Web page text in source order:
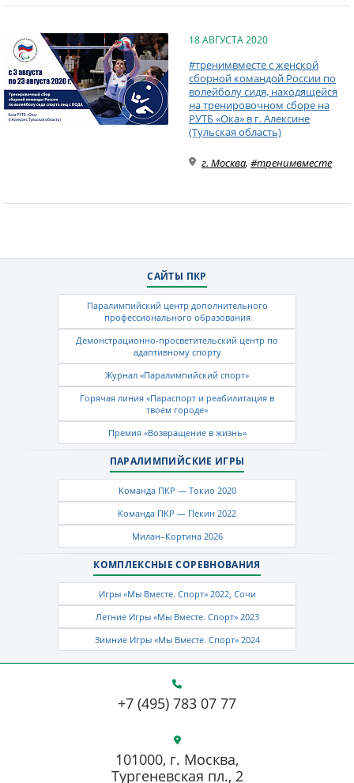
18 АВГУСТА 2020
#тренимвместе с женской
сборной командой России по
волейболу сидя, находящейся
на тренировочном сборе на
РУТБ «Ока» в г. Алексине
(Тульская область)
г. Москва, #тренимвместе
САЙТЫ ПКР
Паралимпийский центр дополнительного
профессионального образования
Демонстрационно-просветительский центр по
адаптивному спорту
Журнал «Паралимпийский спорт»
Горячая линия «Параспорт и реабилитация в
твоем городе»
Премия «Возвращение в жизнь»
ПАРАЛИМПИЙСКИЕ ИГРЫ
Команда ПКР — Токио 2020
Команда ПКР — Пекин 2022
Милан–Кортина 2026
КОМПЛЕКСНЫЕ СОРЕВНОВАНИЯ
Игры «Мы Вместе. Спорт» 2022, Сочи
Летние Игры «Мы Вместе. Спорт» 2023
Зимние Игры «Мы Вместе. Спорт» 2024
+7 (495) 783 07 77
101000, г. Москва,
Тургеневская пл., 2